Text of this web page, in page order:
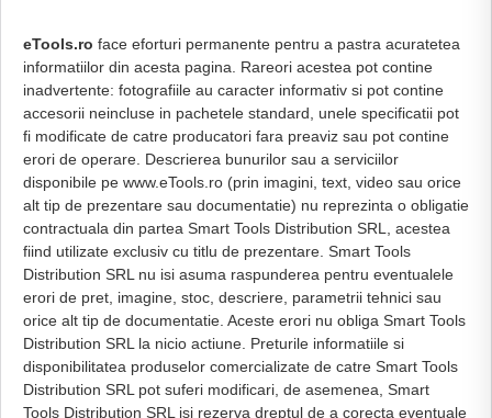
eTools.ro face eforturi permanente pentru a pastra acuratetea
informatiilor din acesta pagina. Rareori acestea pot contine
inadvertente: fotografiile au caracter informativ si pot contine
accesorii neincluse in pachetele standard, unele specificatii pot
fi modificate de catre producatori fara preaviz sau pot contine
erori de operare. Descrierea bunurilor sau a serviciilor
disponibile pe www.eTools.ro (prin imagini, text, video sau orice
alt tip de prezentare sau documentatie) nu reprezinta o obligatie
contractuala din partea Smart Tools Distribution SRL, acestea
fiind utilizate exclusiv cu titlu de prezentare. Smart Tools
Distribution SRL nu isi asuma raspunderea pentru eventualele
erori de pret, imagine, stoc, descriere, parametrii tehnici sau
orice alt tip de documentatie. Aceste erori nu obliga Smart Tools
Distribution SRL la nicio actiune. Preturile informatiile si
disponibilitatea produselor comercializate de catre Smart Tools
Distribution SRL pot suferi modificari, de asemenea, Smart
Tools Distribution SRL isi rezerva dreptul de a corecta eventuale